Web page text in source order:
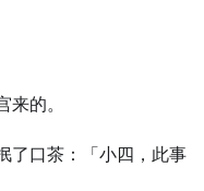
的。
了口茶：「小四，此事